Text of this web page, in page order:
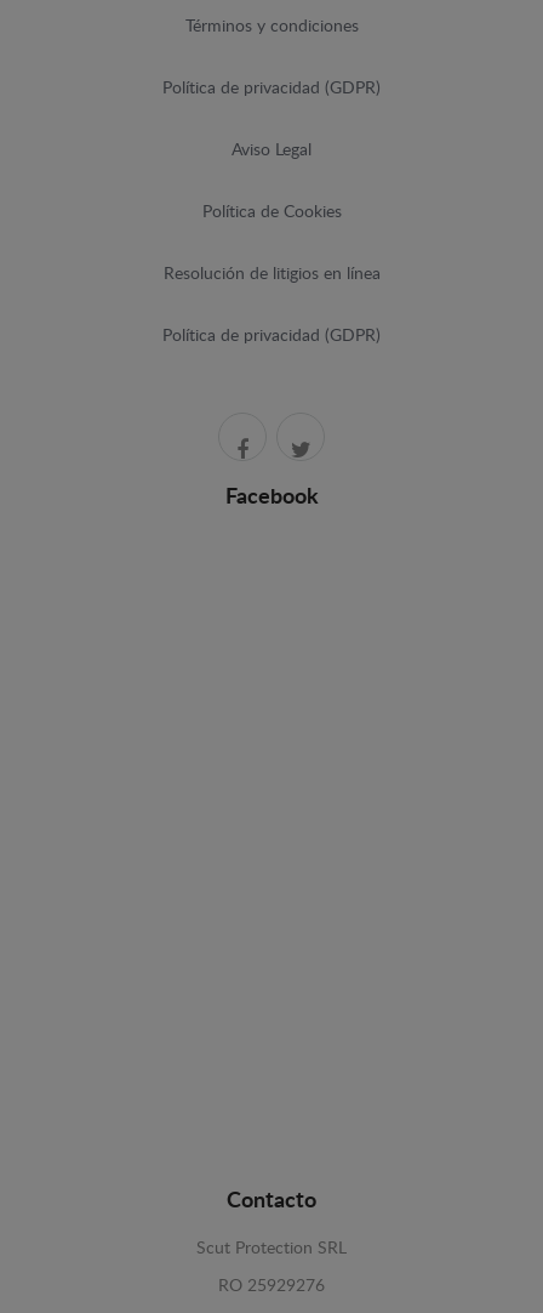
Términos y condiciones
Política de privacidad (GDPR)
Aviso Legal
Política de Cookies
Resolución de litigios en línea
Política de privacidad (GDPR)
Facebook
Contacto
Scut Protection SRL
RO 25929276